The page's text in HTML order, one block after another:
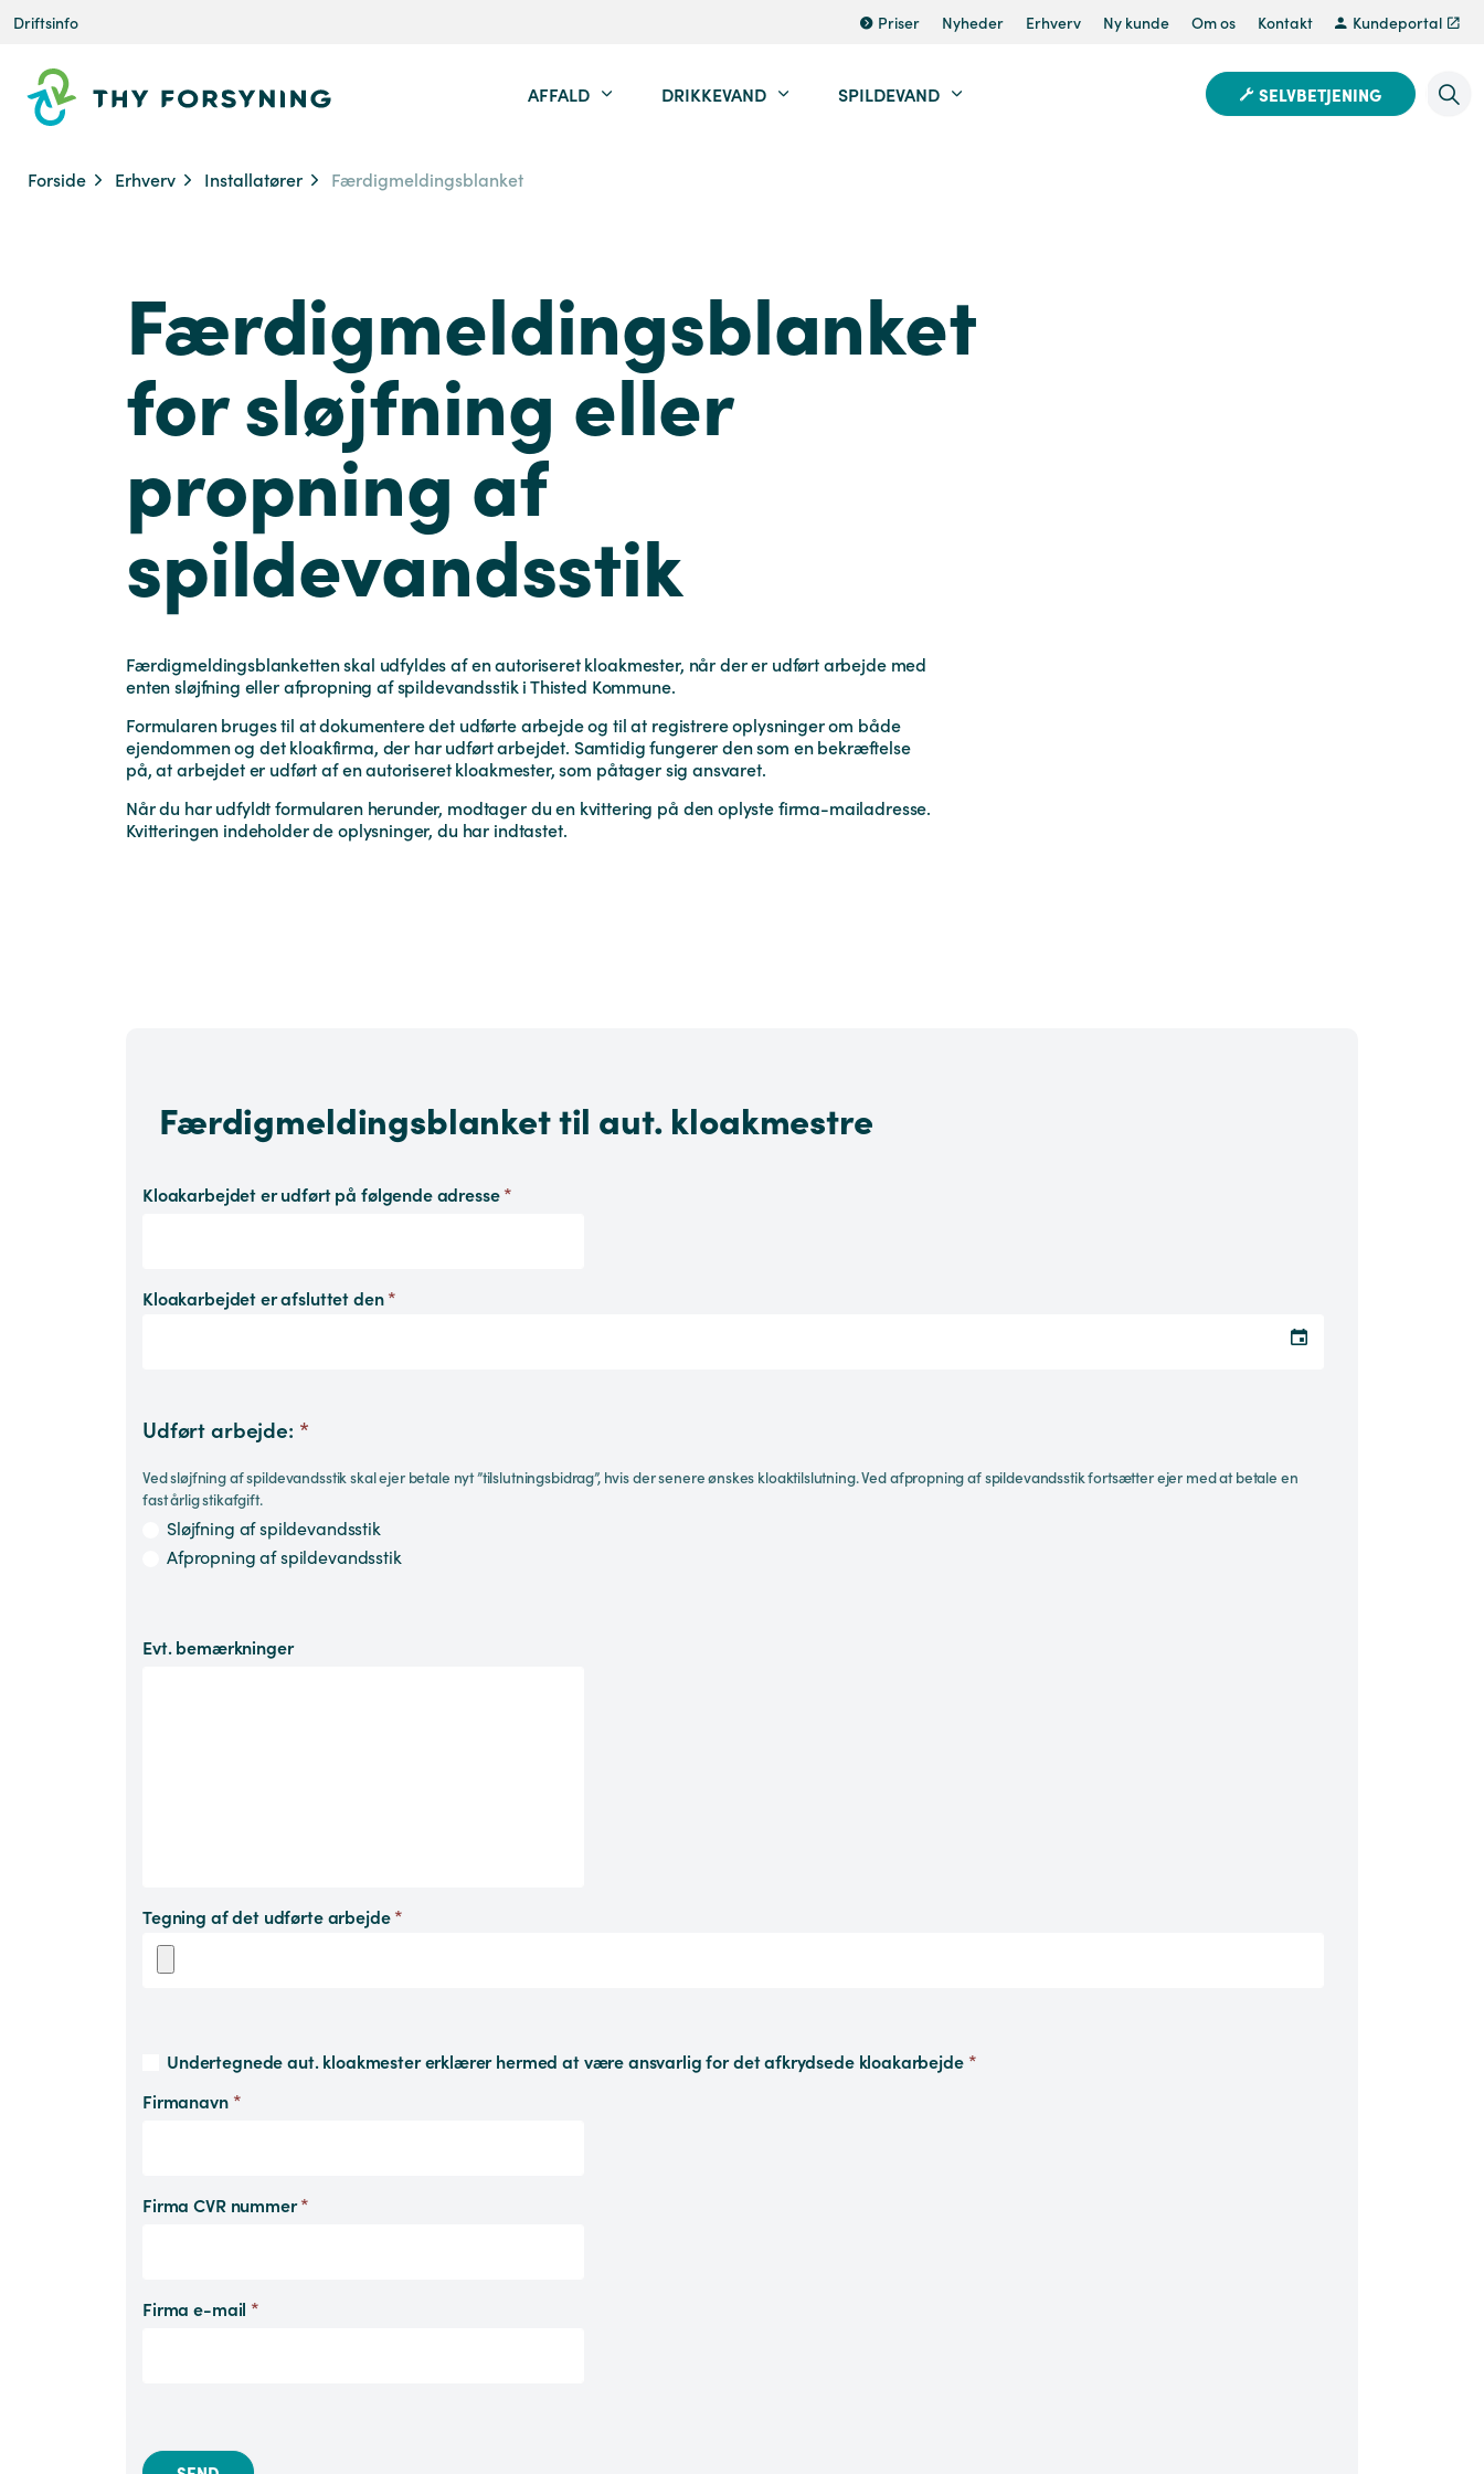
AFFALD DRIKKEVAND SPILDEVAND
Driftsinfo Priser Nyheder Erhverv Ny kunde Om os Kontakt Kundeportal
SELVBETJENING
Forside Erhverv Installatører Færdigmeldingsblanket
Færdigmeldingsblanket
for sløjfning eller
propning af
spildevandsstik
Færdigmeldingsblanketten skal udfyldes af en autoriseret kloakmester, når der er udført arbejde med
enten sløjfning eller afpropning af spildevandsstik i Thisted Kommune.
Formularen bruges til at dokumentere det udførte arbejde og til at registrere oplysninger om både
ejendommen og det kloakfirma, der har udført arbejdet. Samtidig fungerer den som en bekræftelse
på, at arbejdet er udført af en autoriseret kloakmester, som påtager sig ansvaret.
Når du har udfyldt formularen herunder, modtager du en kvittering på den oplyste firma-mailadresse.
Kvitteringen indeholder de oplysninger, du har indtastet.
Færdigmeldingsblanket til aut. kloakmestre
Kloakarbejdet er udført på følgende adresse*
Kloakarbejdet er afsluttet den*
Udført arbejde: *
Ved sløjfning af spildevandsstik skal ejer betale nyt ”tilslutningsbidrag”, hvis der senere ønskes kloaktilslutning. Ved afpropning af spildevandsstik fortsætter ejer med at betale en
fast årlig stikafgift.
Sløjfning af spildevandsstik
Afpropning af spildevandsstik
Evt. bemærkninger
Tegning af det udførte arbejde*
Undertegnede aut. kloakmester erklærer hermed at være ansvarlig for det afkrydsede kloakarbejde *
Firmanavn *
Firma CVR nummer*
Firma e-mail *